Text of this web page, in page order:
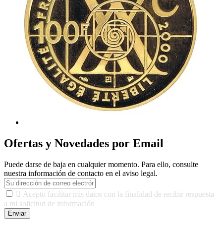
Ofertas y Novedades por Email
Puede darse de baja en cualquier momento. Para ello, consulte
nuestra información de contacto en el aviso legal.
 Acepto facilitar mis datos con la finalidad de recibir respuesta
a mi solicitud de información
Enviar